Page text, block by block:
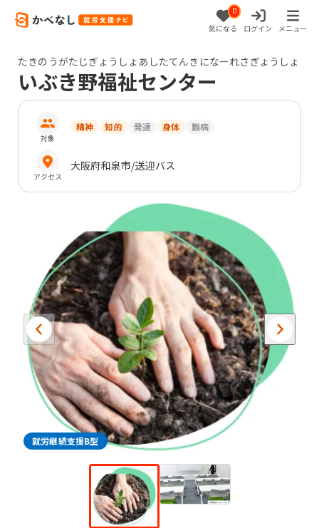
0
気になる ログイン メニュー
たきのうがたじぎょうしょあしたてんきになーれさぎょうしょ
いぶき野福祉センター
対象
精神 知的 発達 身体 難病
アクセス
大阪府和泉市/送迎バス
就労継続支援B型